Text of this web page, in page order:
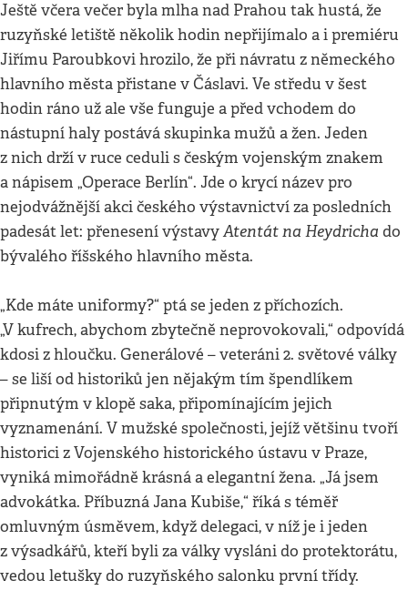
Ještě včera večer byla mlha nad Prahou tak hustá, že
ruzyňské letiště několik hodin nepřijímalo a i premiéru
Jiřímu Paroubkovi hrozilo, že při návratu z německého
hlavního města přistane v Čáslavi. Ve středu v šest
hodin ráno už ale vše funguje a před vchodem do
nástupní haly postává skupinka mužů a žen. Jeden
z nich drží v ruce ceduli s českým vojenským znakem
a nápisem „Operace Berlín“. Jde o krycí název pro
nejodvážnější akci českého výstavnictví za posledních
padesát let: přenesení výstavyAtentát na Heydricha do
bývalého říšského hlavního města.
„Kde máte uniformy?“ ptá se jeden z příchozích.
„V kufrech, abychom zbytečně neprovokovali,“ odpovídá
kdosi z hloučku. Generálové – veteráni 2. světové války
– se liší od historiků jen nějakým tím špendlíkem
připnutým v klopě saka, připomínajícím jejich
vyznamenání. V mužské společnosti, jejíž většinu tvoří
historici z Vojenského historického ústavu v Praze,
vyniká mimořádně krásná a elegantní žena. „Já jsem
advokátka. Příbuzná Jana Kubiše,“ říká s téměř
omluvným úsměvem, když delegaci, v níž je i jeden
z výsadkářů, kteří byli za války vysláni do protektorátu,
vedou letušky do ruzyňského salonku první třídy.